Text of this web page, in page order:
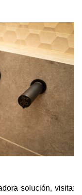
solución, visita: